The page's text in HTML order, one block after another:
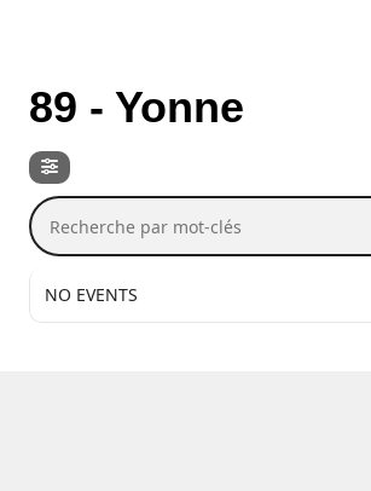
89 - Yonne
Recherche par mot-clés
NO EVENTS